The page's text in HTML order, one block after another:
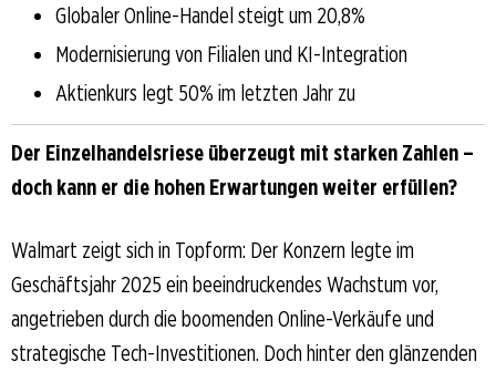
Globaler Online-Handel steigt um 20,8%
Modernisierung von Filialen und KI-Integration
Aktienkurs legt 50% im letzten Jahr zu
Der Einzelhandelsriese überzeugt mit starken Zahlen –
doch kann er die hohen Erwartungen weiter erfüllen?
Walmart zeigt sich in Topform: Der Konzern legte im
Geschäftsjahr 2025 ein beeindruckendes Wachstum vor,
angetrieben durch die boomenden Online-Verkäufe und
strategische Tech-Investitionen. Doch hinter den glänzenden